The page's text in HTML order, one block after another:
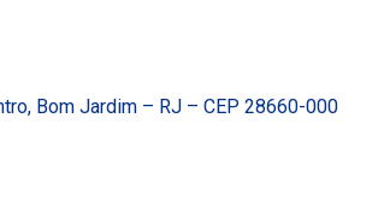
Bom Jardim – RJ – CEP 28660-000